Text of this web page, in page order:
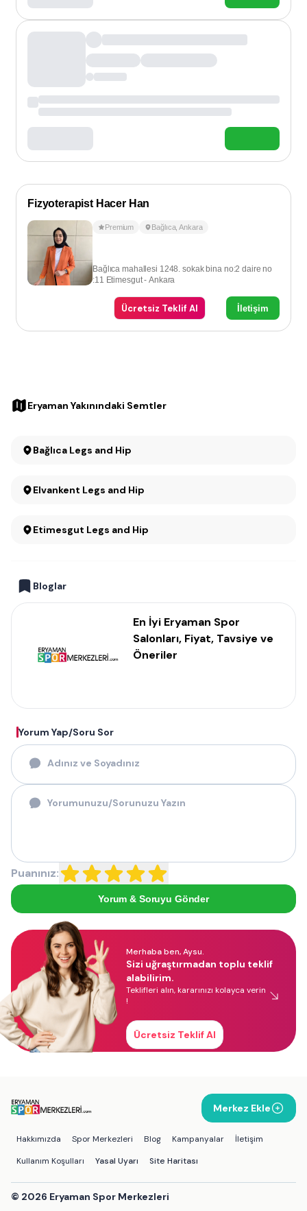
Fizyoterapist Hacer Han
Premium Bağlıca,Ankara
Bağlıca mahallesi 1248. sokak bina no:2 daire no
:11 Etimesgut - Ankara
Ücretsiz Teklif Al İletişim
Eryaman Yakınındaki Semtler
Bağlıca Legs and Hip
Elvankent Legs and Hip
Etimesgut Legs and Hip
Bloglar
En İyi Eryaman Spor
Salonları, Fiyat, Tavsiye ve
Öneriler
Yorum Yap/Soru Sor
Puanınız:
Yorum & Soruyu Gönder
Merhaba ben, Aysu.
Sizi uğraştırmadan toplu teklif
alabilirim.
Teklifleri alın, kararınızı kolayca verin
!
Ücretsiz Teklif Al
Merkez Ekle
Hakkımızda Spor Merkezleri Blog Kampanyalar
İletişim
Kullanım Koşulları
Yasal Uyarı Site Haritası
© 2026 Eryaman Spor Merkezleri